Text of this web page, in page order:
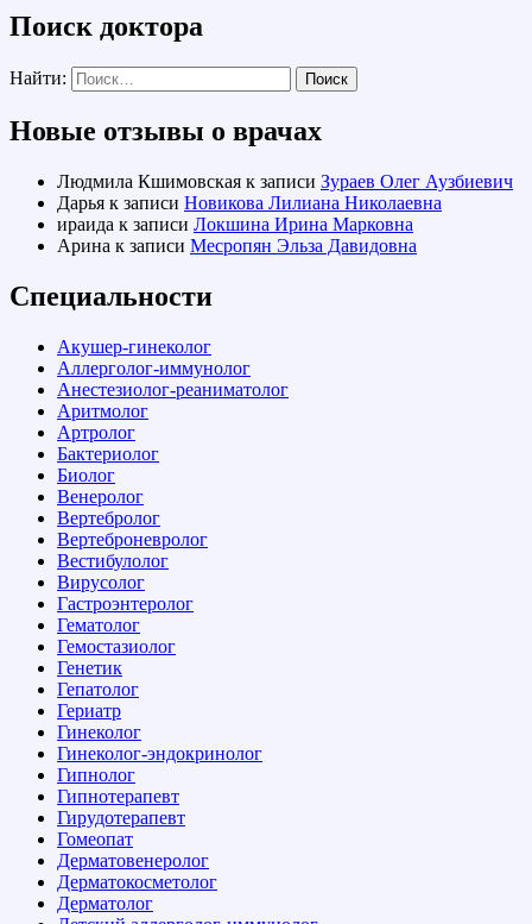
Поиск доктора
Найти:
Новые отзывы о врачах
Людмила Кшимовская к записи Зураев Олег Аузбиевич
Дарья к записи Новикова Лилиана Николаевна
ираида к записи Локшина Ирина Марковна
Арина к записи Месропян Эльза Давидовна
Специальности
Акушер-гинеколог
Аллерголог-иммунолог
Анестезиолог-реаниматолог
Аритмолог
Артролог
Бактериолог
Биолог
Венеролог
Вертебролог
Вертеброневролог
Вестибулолог
Вирусолог
Гастроэнтеролог
Гематолог
Гемостазиолог
Генетик
Гепатолог
Гериатр
Гинеколог
Гинеколог-эндокринолог
Гипнолог
Гипнотерапевт
Гирудотерапевт
Гомеопат
Дерматовенеролог
Дерматокосметолог
Дерматолог